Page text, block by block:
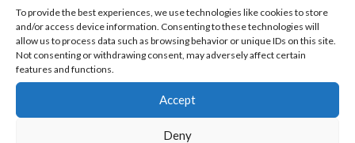
To provide the best experiences, we use technologies like cookies to store
and/or access device information. Consenting to these technologies will
allow us to process data such as browsing behavior or unique IDs on this site.
Not consenting or withdrawing consent, may adversely affect certain
features and functions.
Accept
Deny
Vos données personnelles seront
utilisées pour vous accompagner au
cours de votre visite du site web, gérer
l’accès à votre compte, et pour d’autres
raisons décrites dans notrepolitique de